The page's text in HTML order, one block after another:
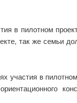
в пилотном
так же семьи
участия в